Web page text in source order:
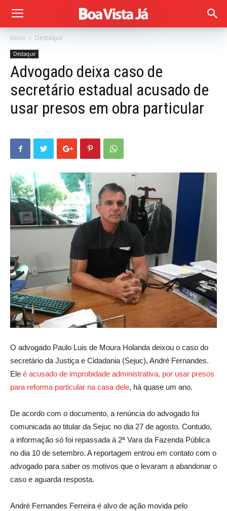
Início Destaque
Destaque
Advogado deixa caso de
secretário estadual acusado de
usar presos em obra particular
O advogado Paulo Luis de Moura Holanda deixou o caso do
secretário da Justiça e Cidadania (Sejuc), André Fernandes.
Ele é acusado de improbidade administrativa, por usar presos
para reforma particular na casa dele, há quase um ano.
De acordo com o documento, a renúncia do advogado foi
comunicada ao titular da Sejuc no dia 27 de agosto. Contudo,
a informação só foi repassada à 2ª Vara da Fazenda Pública
no dia 10 de setembro. A reportagem entrou em contato com o
advogado para saber os motivos que o levaram a abandonar o
caso e aguarda resposta.
André Fernandes Ferreira é alvo de ação movida pelo